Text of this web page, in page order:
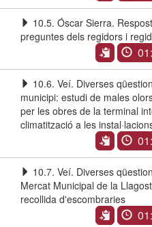
10.5. Óscar Sierra.
preguntes dels regidors i
10.6. Veí. Diverses
municipi: estudi de males
per les obres de la terminal
climatització a les
10.7. Veí. Diverses
Mercat Municipal de la
recollida d'escombraries